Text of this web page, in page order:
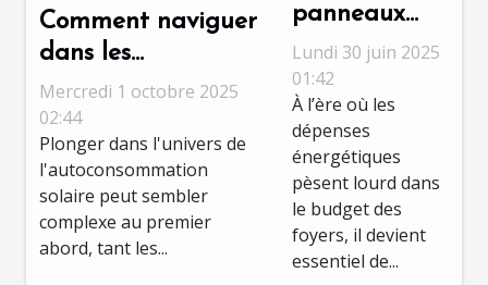
Comment naviguer
dans les
mécanismes de
soutien à
l'autoconsommation
solaire ?
Mercredi 1 octobre 2025
02:44
Plonger dans l'univers de
l'autoconsommation
solaire peut sembler
complexe au premier
abord, tant les...
panneaux
solaires
peuvent
réduire vos
factures
d'énergie ?
Lundi 30 juin 2025
01:42
À l’ère où les
dépenses
énergétiques
pèsent lourd dans
le budget des
foyers, il devient
essentiel de...